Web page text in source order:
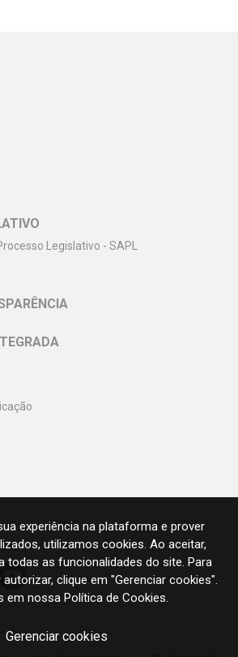
Legislativo - SAPL
experiência na plataforma e prover
utilizamos cookies. Ao aceitar,
todas as funcionalidades do site. Para
clique em "Gerenciar cookies".
em nossa Política de Cookies.
Gerenciar cookies